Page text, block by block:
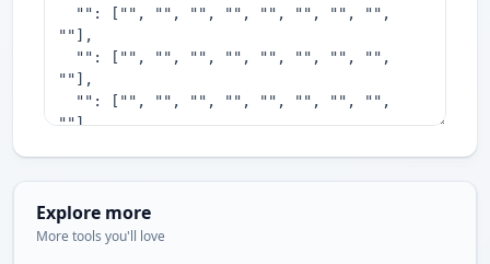
Explore more
More tools you'll love